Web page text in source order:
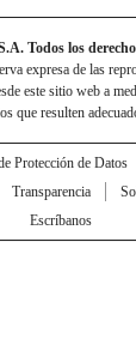
Todos los
expresa de las
este sitio web a
que resulten
Protección de Datos
Transparencia
Escríbanos